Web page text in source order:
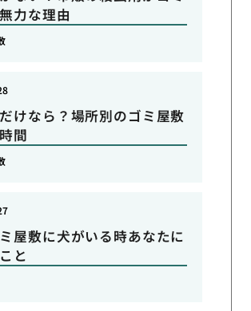
力な理由
けなら？場所別のゴミ屋敷
間
屋敷に犬がいる時あなたに
と